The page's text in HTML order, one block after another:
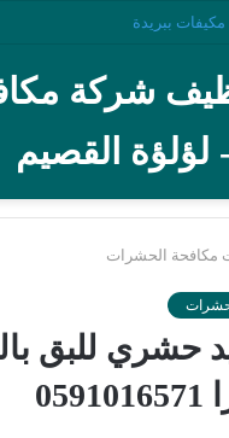
بالقصيم
شركة
القصيم
مكافحة الحشرات
حشري للبق